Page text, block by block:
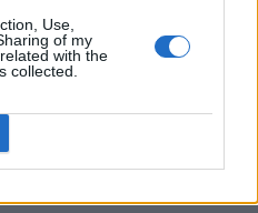
Use,
of my
with the
collected.
molto decisa, si
di scuola e pretende
ragioni.
economici ed è
conflitto con la sua